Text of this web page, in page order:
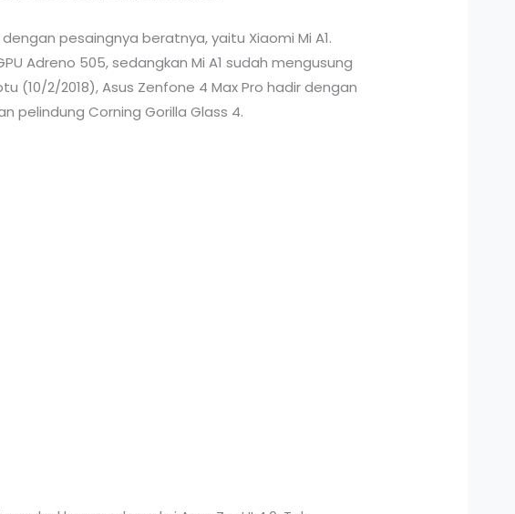
pesaingnya beratnya, yaitu Xiaomi Mi A1.
Adreno 505, sedangkan Mi A1 sudah mengusung
(10/2/2018), Asus Zenfone 4 Max Pro hadir dengan
pelindung Corning Gorilla Glass 4.